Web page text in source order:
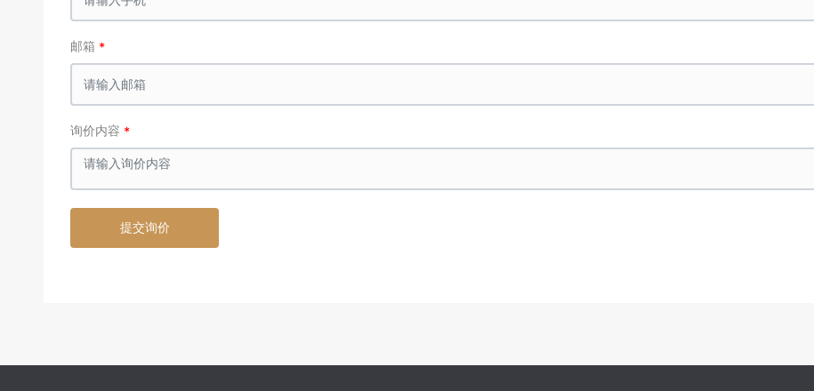
邮箱
询价内容
提交询价